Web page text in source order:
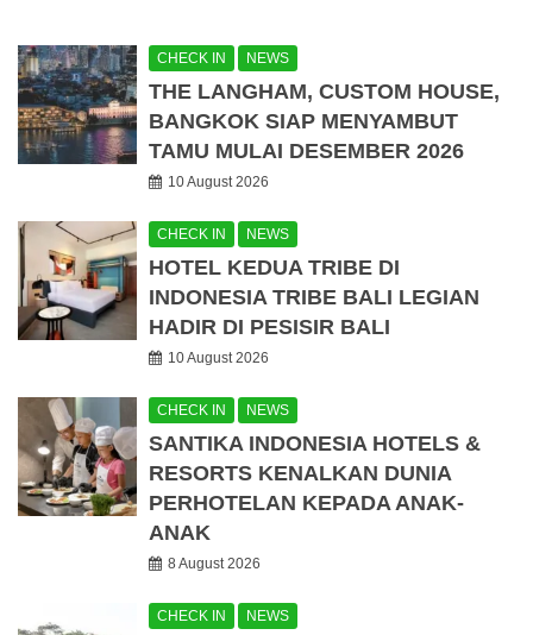
CHECK IN NEWS
THE LANGHAM, CUSTOM HOUSE,
BANGKOK SIAP MENYAMBUT
TAMU MULAI DESEMBER 2026
10 August 2026
CHECK IN NEWS
HOTEL KEDUA TRIBE DI
INDONESIA TRIBE BALI LEGIAN
HADIR DI PESISIR BALI
10 August 2026
CHECK IN NEWS
SANTIKA INDONESIA HOTELS &
RESORTS KENALKAN DUNIA
PERHOTELAN KEPADA ANAK-
ANAK
8 August 2026
CHECK IN NEWS